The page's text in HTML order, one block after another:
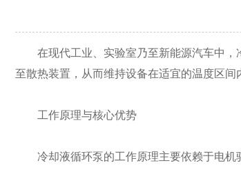
在现代工业、实验室乃至新能源汽车中，
至散热装置，从而维持设备在适宜的温度区间
工作原理与核心优势
冷却液循环泵的工作原理主要依赖于电机